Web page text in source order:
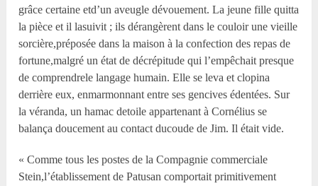
grâce certaine etd’un aveugle dévouement. La jeune fille quitta
la pièce et il lasuivit ; ils dérangèrent dans le couloir une vieille
sorcière,préposée dans la maison à la confection des repas de
fortune,malgré un état de décrépitude qui l’empêchait presque
de comprendrele langage humain. Elle se leva et clopina
derrière eux, enmarmonnant entre ses gencives édentées. Sur
la véranda, un hamac detoile appartenant à Cornélius se
balança doucement au contact ducoude de Jim. Il était vide.
« Comme tous les postes de la Compagnie commerciale
Stein,l’établissement de Patusan comportait primitivement